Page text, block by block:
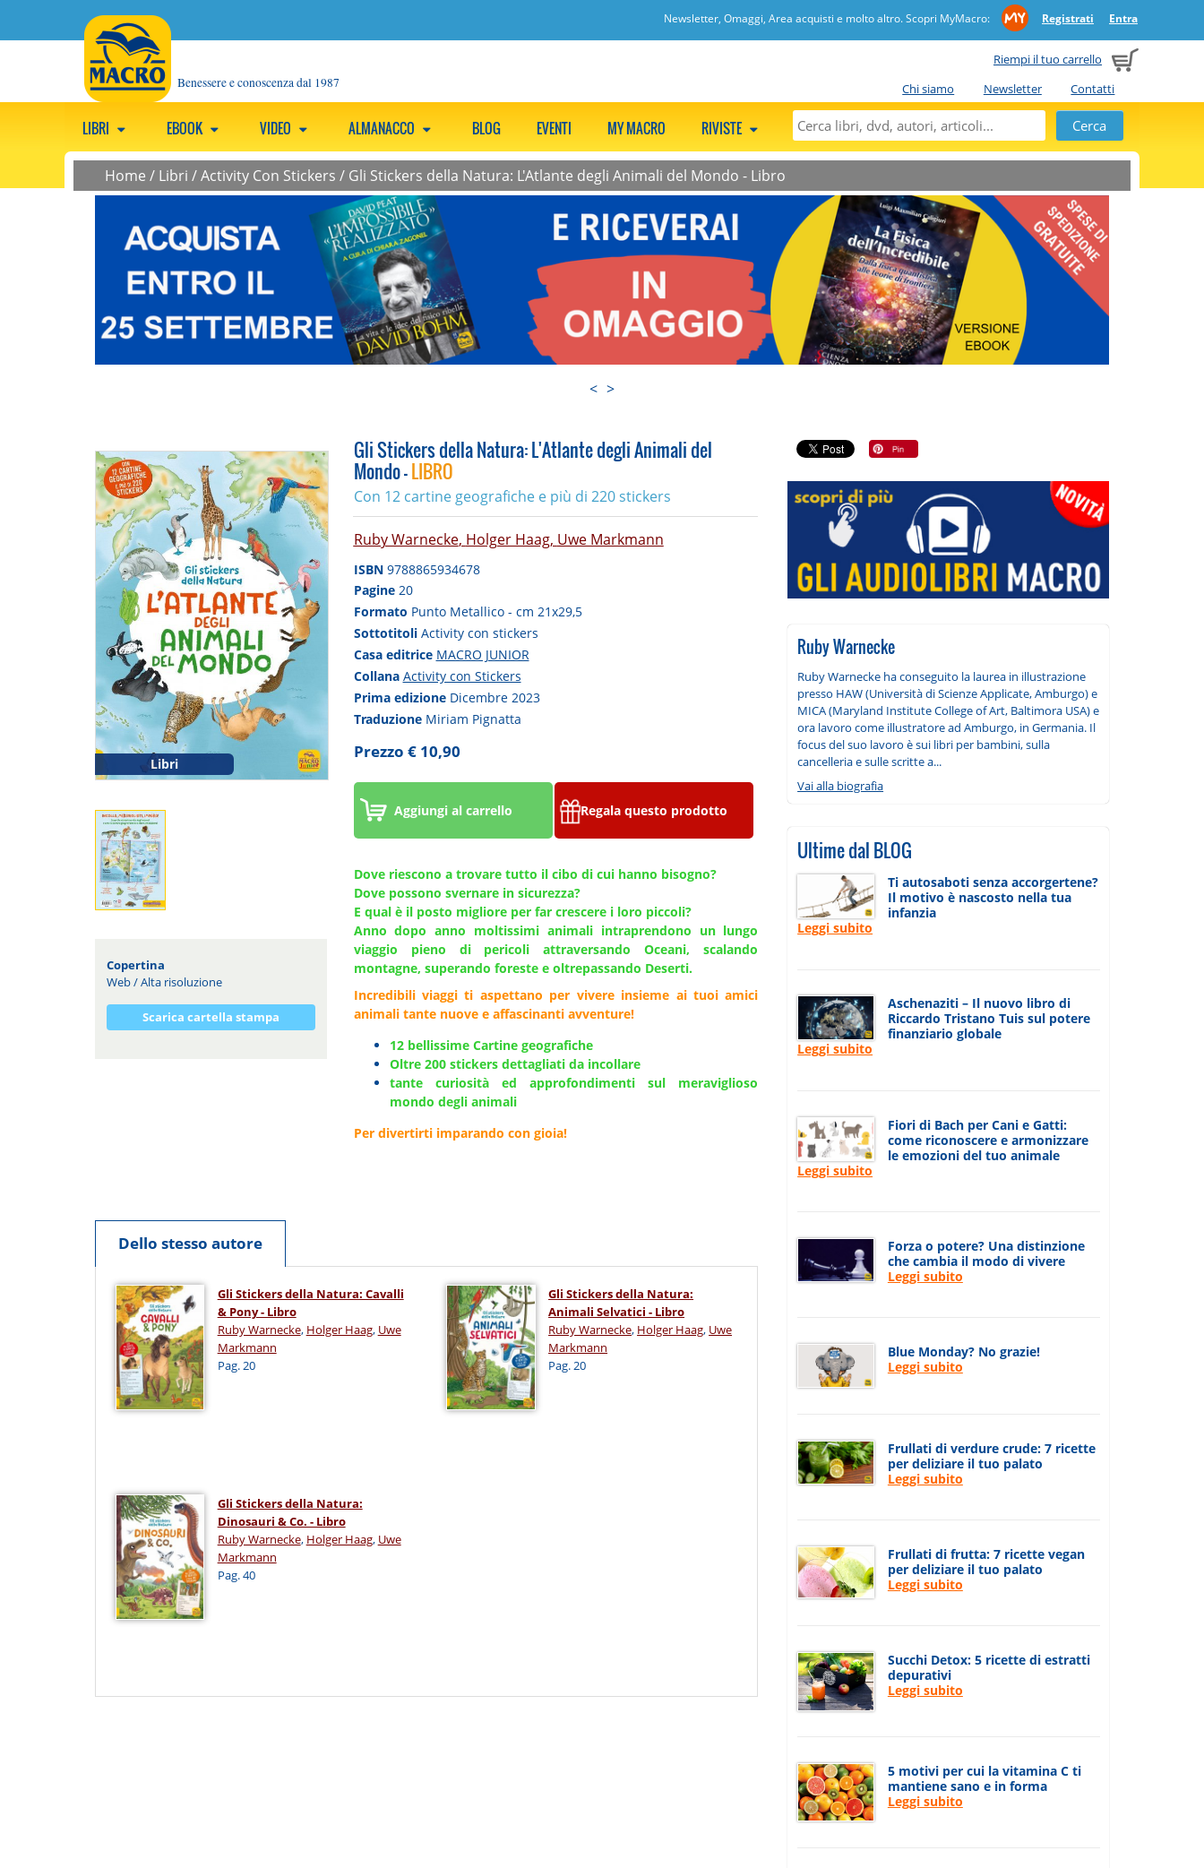
Newsletter, Omaggi, Area acquisti e molto altro. Scopri MyMacro: Registrati Entra
Riempi il tuo carrello
Chi siamo
Newsletter Contatti
Benessere e conoscenza dal 1987
LIBRI EBOOK VIDEO ALMANACCO BLOG EVENTI MY MACRO RIVISTE
Home / Libri /Activity Con Stickers / Gli Stickers della Natura: L'Atlante degli Animali del Mondo - Libro
< >
Libri
Copertina
Web/Alta risoluzione
Scarica cartella stampa
Gli Stickers della Natura: L'Atlante degli Animali del
Mondo -LIBRO
Con 12 cartine geografiche e più di 220 stickers
Ruby Warnecke, Holger Haag, Uwe Markmann
ISBN 9788865934678
Pagine 20
Formato Punto Metallico - cm 21x29,5
Sottotitoli Activity con stickers
Casa editrice MACRO JUNIOR
Collana Activity con Stickers
Prima edizione Dicembre 2023
Traduzione Miriam Pignatta
Prezzo € 10,90
Aggiungi al carrello Regala questo prodotto
Dove riescono a trovare tutto il cibo di cui hanno bisogno?
Dove possono svernare in sicurezza?
E qual è il posto migliore per far crescere i loro piccoli?
Anno dopo anno moltissimi animali intraprendono un lungo
viaggio pieno di pericoli attraversando Oceani, scalando
montagne, superando foreste e oltrepassando Deserti.
Incredibili viaggi ti aspettano per vivere insieme ai tuoi amici
animali tante nuove e affascinanti avventure!
12 bellissime Cartine geografiche
Oltre 200 stickers dettagliati da incollare
tante curiosità ed approfondimenti sul meraviglioso
mondo degli animali
Per divertirti imparando con gioia!
Dello stesso autore
Gli Stickers della Natura: Cavalli
& Pony - Libro
Ruby Warnecke, Holger Haag, Uwe
Markmann
Pag. 20
Gli Stickers della Natura:
Animali Selvatici - Libro
Ruby Warnecke, Holger Haag, Uwe
Markmann
Pag. 20
Gli Stickers della Natura:
Dinosauri & Co. - Libro
Ruby Warnecke, Holger Haag, Uwe
Markmann
Pag. 40
Ruby Warnecke
Ruby Warnecke ha conseguito la laurea in illustrazione
presso HAW (Università di Scienze Applicate, Amburgo) e
MICA (Maryland Institute College of Art, Baltimora USA) e
ora lavoro come illustratore ad Amburgo, in Germania. Il
focus del suo lavoro è sui libri per bambini, sulla
cancelleria e sulle scritte a...
Vai alla biografia
Ultime dal BLOG
Ti autosaboti senza accorgertene?
Il motivo è nascosto nella tua
infanzia
Leggi subito
Aschenaziti – Il nuovo libro di
Riccardo Tristano Tuis sul potere
finanziario globale
Leggi subito
Fiori di Bach per Cani e Gatti:
come riconoscere e armonizzare
le emozioni del tuo animale
Leggi subito
Forza o potere? Una distinzione
che cambia il modo di vivere
Leggi subito
Blue Monday? No grazie!
Leggi subito
Frullati di verdure crude: 7 ricette
per deliziare il tuo palato
Leggi subito
Frullati di frutta: 7 ricette vegan
per deliziare il tuo palato
Leggi subito
Succhi Detox: 5 ricette di estratti
depurativi
Leggi subito
5 motivi per cui la vitamina C ti
mantiene sano e in forma
Leggi subito